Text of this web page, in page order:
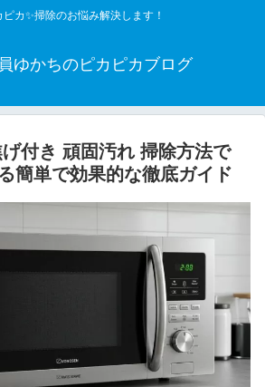
カ✨掃除のお悩み解決します！
ゆかちのピカピカブログ
付き 頑固汚れ 掃除方法で
簡単で効果的な徹底ガイド